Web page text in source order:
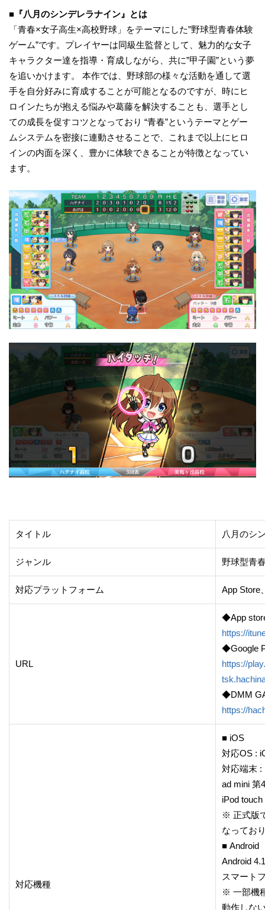
■『八月のシンデレラナイン』とは
「青春×女子高生×高校野球」をテーマにした”野球型青春体験
ゲーム”です。プレイヤーは同級生監督として、魅力的な女子
キャラクター達を指導・育成しながら、共に”甲子園”という夢
を追いかけます。 本作では、野球部の様々な活動を通して選
手を自分好みに育成することが可能となるのですが、時にヒ
ロインたちが抱える悩みや葛藤を解決することも、選手とし
ての成長を促すコツとなっており “青春”というテーマとゲー
ムシステムを密接に連動させることで、これまで以上にヒロ
インの内面を深く、豊かに体験できることが特徴となってい
ます。
タイトル 八月のシ
ジャンル 野球型青
対応プラットフォーム App Store
URL
◆App
https://
◆Google
https://
◆DMM
https://
対応機種
■ iOS
対応OS :
対応端末 :
ad mini 第
iPod
※ 正式版
なってお
■ Android
Android
スマート
※ 一部機
動作しな